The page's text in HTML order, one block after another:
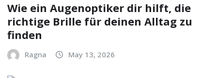
Wie ein Augenoptiker dir hilft, die
richtige Brille für deinen Alltag zu
finden
Ragna May 13, 2026